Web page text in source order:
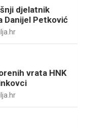
djelatnik
Danijel Petković
vrata HNK